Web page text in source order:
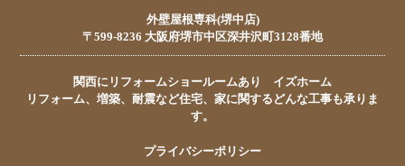
外壁屋根専科(堺中店)
〒599-8236 大阪府堺市中区深井沢町3128番地
関西にリフォームショールームあり イズホーム
リフォーム、増築、耐震など住宅、家に関するどんな工事も承りま
す。
プライバシーポリシー